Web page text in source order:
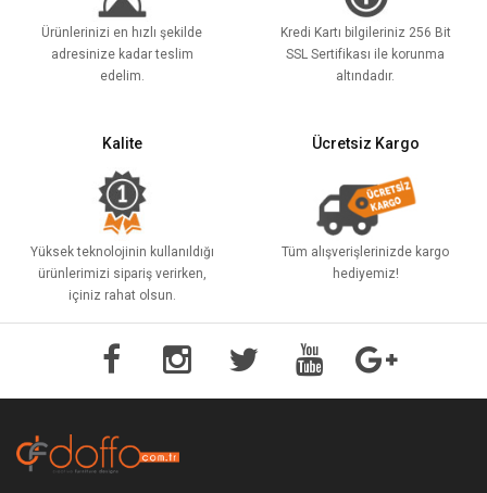
Ürünlerinizi en hızlı şekilde
adresinize kadar teslim
edelim.
Kredi Kartı bilgileriniz 256 Bit
SSL Sertifikası ile korunma
altındadır.
Kalite
Yüksek teknolojinin kullanıldığı
ürünlerimizi sipariş verirken,
içiniz rahat olsun.
Ücretsiz Kargo
Tüm alışverişlerinizde kargo
hediyemiz!